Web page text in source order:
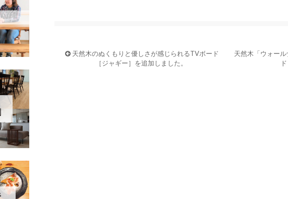
天然木のぬくもりと優しさが感じられるTVボード
［ジャギー］を追加しました。
天然木「ウォー